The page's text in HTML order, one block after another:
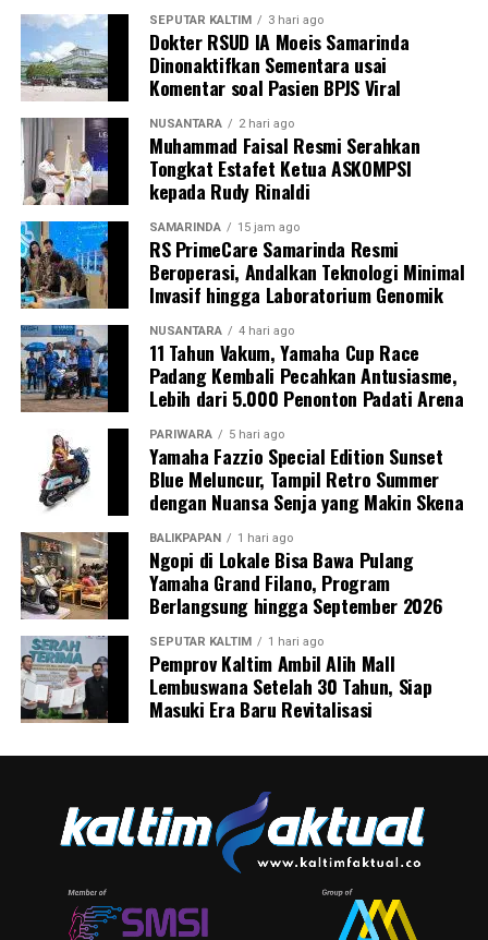
SEPUTAR KALTIM 3 hari ago
Dokter RSUD IA Moeis Samarinda
Dinonaktifkan Sementara usai
Komentar soal Pasien BPJS Viral
NUSANTARA 2 hari ago
Muhammad Faisal Resmi Serahkan
Tongkat Estafet Ketua ASKOMPSI
kepada Rudy Rinaldi
SAMARINDA 15 jam ago
RS PrimeCare Samarinda Resmi
Beroperasi, Andalkan Teknologi Minimal
Invasif hingga Laboratorium Genomik
NUSANTARA 4 hari ago
11 Tahun Vakum, Yamaha Cup Race
Padang Kembali Pecahkan Antusiasme,
Lebih dari 5.000 Penonton Padati Arena
PARIWARA 5 hari ago
Yamaha Fazzio Special Edition Sunset
Blue Meluncur, Tampil Retro Summer
dengan Nuansa Senja yang Makin Skena
BALIKPAPAN 1 hari ago
Ngopi di Lokale Bisa Bawa Pulang
Yamaha Grand Filano, Program
Berlangsung hingga September 2026
SEPUTAR KALTIM 1 hari ago
Pemprov Kaltim Ambil Alih Mall
Lembuswana Setelah 30 Tahun, Siap
Masuki Era Baru Revitalisasi